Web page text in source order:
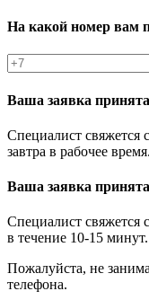
На какой номер вам
Ваша заявка принята
Специалист свяжется
завтра в рабочее время.
Ваша заявка принята
Специалист свяжется
в течение 10-15 минут.
Пожалуйста, не
телефона.